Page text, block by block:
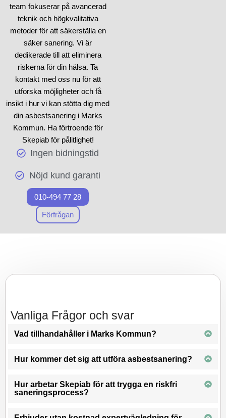
professionalism i alla våra
och vi ser fram emot att
hjälpa dig med de bästa
sanerings
lösningarna i
om din asbestsanering.
team fokuserar på avancerad
teknik och högkvalitativa
metoder för att säkerställa en
säker sanering. Vi är
dedikerade till att eliminera
riskerna för din hälsa. Ta
kontakt med oss nu för att
utforska möjligheter och få
insikt i hur vi kan stötta dig med
din asbestsanering i Marks
Kommun. Ha förtroende för
Skepiab för pålitlighet!
Ingen bidningstid
Nöjd kund garanti
010-494 77 28
Förfrågan
Vanliga Frågor och svar
Vad tillhandahåller i Marks Kommun?
Hur kommer det sig att utföra asbestsanering?
Hur arbetar Skepiab för att trygga en riskfri
saneringsprocess?